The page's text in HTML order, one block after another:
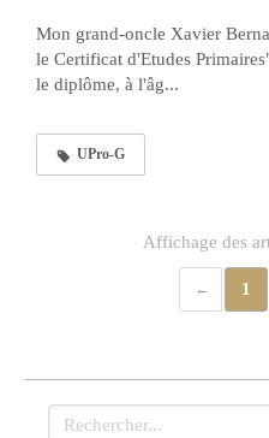
Mon grand-oncle Xavier
le Certificat d'Etudes
le diplôme, à l'âg...
UPro-G
Affichage des
1
Rechercher